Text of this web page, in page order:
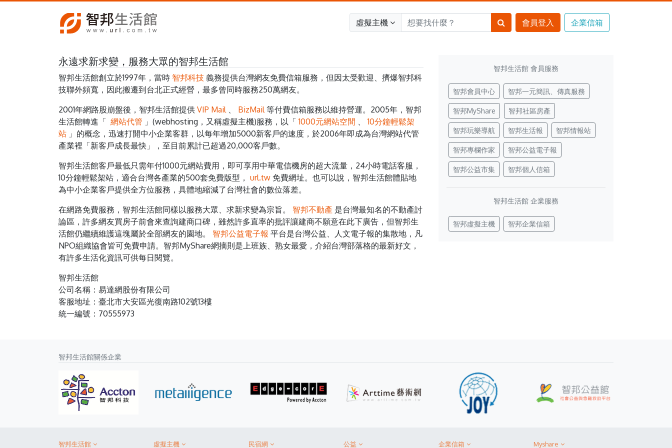
虛擬主機
永遠求新求變，服務大眾的智邦生活館
智邦生活館創立於1997年，當時 智邦科技 義務提供台灣網友免費信箱服務，但因太受歡迎、擠爆智邦科
技聯外頻寬，因此搬遷到台北正式經營，最多曾同時服務250萬網友。
2001年網路股崩盤後，智邦生活館提供 VIP Mail 、 BizMail 等付費信箱服務以維持營運。2005年，智邦
生活館轉進「 網站代管 」(webhosting，又稱虛擬主機)服務，以「 1000元網站空間 、
10分鐘輕鬆架
站 」的概念，迅速打開中小企業客群，以每年增加5000新客戶的速度，於2006年即成為台灣網站代管
產業裡「新客戶成長最快」，至目前累計已超過20,000客戶數。
智邦生活館客戶最低只需年付1000元網站費用，即可享用中華電信機房的超大流量，24小時電話客服，
10分鐘輕鬆架站，適合台灣各產業的500套免費版型， url.tw 免費網址。也可以說，智邦生活館體貼地
為中小企業客戶提供全方位服務，具體地縮減了台灣社會的數位落差。
在網路免費服務，智邦生活館同樣以服務大眾、求新求變為宗旨。
智邦不動產 是台灣最知名的不動產討
論區，許多網友買房子前會來查詢建商口碑，雖然許多直率的批評讓建商不願意在此下廣告，但智邦生
活館仍繼續維護這塊屬於全部網友的園地。
智邦公益電子報 平台是台灣公益、人文電子報的集散地，凡
NPO組織協會皆可免費申請。智邦MyShare網摘則是上班族、熟女最愛，介紹台灣部落格的最新好文，
有許多生活化資訊可供每日閱覽。
智邦生活館
公司名稱：易達網股份有限公司
客服地址：臺北市大安區光復南路102號13樓
統一編號：70555973
智邦生活館 會員服務
智邦會員中心 智邦一元簡訊、傳真服務
智邦MyShare 智邦社區房產
智邦玩樂導航 智邦生活報 智邦情報站
智邦專欄作家 智邦公益電子報
智邦公益市集 智邦個人信箱
智邦生活館 企業服務
智邦虛擬主機 智邦企業信箱
智邦生活館關係企業
智邦生活館 虛擬主機 民宿網 公益 企業信箱 Myshare